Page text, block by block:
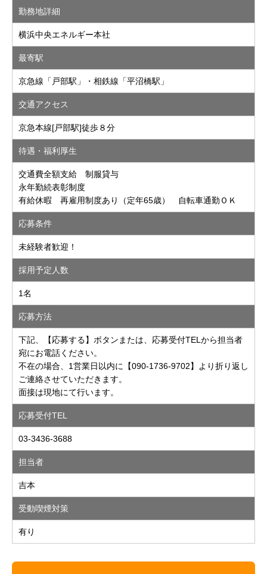
勤務地詳細
横浜中央エネルギー本社
最寄駅
京急線「戸部駅」・相鉄線「平沼橋駅」
交通アクセス
京急本線[戸部駅]徒歩８分
待遇・福利厚生
交通費全額支給 制服貸与
永年勤続表彰制度
有給休暇 再雇用制度あり（定年65歳） 自転車通勤ＯＫ
応募条件
未経験者歓迎！
採用予定人数
1名
応募方法
下記、【応募する】ボタンまたは、応募受付TELから担当者
宛にお電話ください。
不在の場合、1営業日以内に【090-1736-9702】より折り返し
ご連絡させていただきます。
面接は現地にて行います。
応募受付TEL
03-3436-3688
担当者
吉本
受動喫煙対策
有り